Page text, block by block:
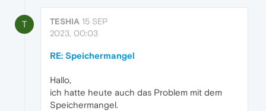
T TESHIA 15 SEP
2023, 00:03
RE: Speichermangel
Hallo,
ich hatte heute auch das Problem mit dem
Speichermangel.